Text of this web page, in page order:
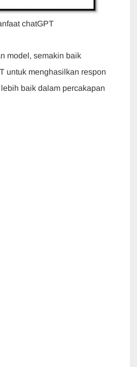
chatGPT
model, semakin baik
untuk menghasilkan respon
baik dalam percakapan